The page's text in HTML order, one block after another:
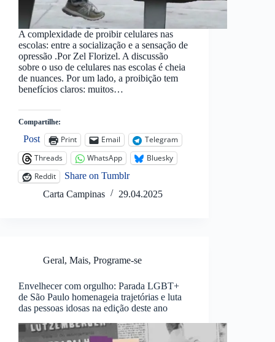
A complexidade de proibir celulares nas
escolas: entre a socialização e a sensação de
opressão .Por Zel Florizel. A discussão
sobre o uso de celulares nas escolas é cheia
de nuances. Por um lado, a proibição tem
benefícios claros: muitos…
Compartilhe:
Post Print Email
Telegram
Threads
WhatsApp
Bluesky
Reddit
Share on Tumblr
Carta Campinas
29.04.2025
Geral, Mais, Programe-se
Envelhecer com orgulho: Parada LGBT+
de São Paulo homenageia trajetórias e luta
das pessoas idosas na edição deste ano